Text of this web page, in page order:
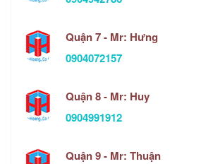
Quận 7 - Mr: Hưng
0904072157
Quận 8 - Mr: Huy
0904991912
Quận 9 - Mr: Thuận